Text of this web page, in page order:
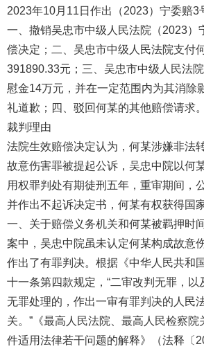
2023年10月11日作出（2023）宁委赔3
一、撤销吴忠市中级人民法院（2023）
偿决定；二、吴忠市中级人民法院支付
391890.33元；三、吴忠市中级人民法
慰金14万元，并在一定范围内为其消除
礼道歉；四、驳回何某的其他赔偿请求。
裁判理由
法院生效赔偿决定认为，何某涉嫌非法
故意伤害罪被提起公诉，吴忠中院以何
用权罪判处有期徒刑五年，重审期间，
并作出不起诉决定书，何某有权获得国
一、关于赔偿义务机关和何某被羁押时
案中，吴忠中院虽未认定何某构成故意
作出了有罪判决。根据《中华人民共和
十一条第四款规定，“二审改判无罪，
无罪处理的，作出一审有罪判决的人民
关。”《最高人民法院、最高人民检察院
件适用法律若干问题的解释》（法释〔